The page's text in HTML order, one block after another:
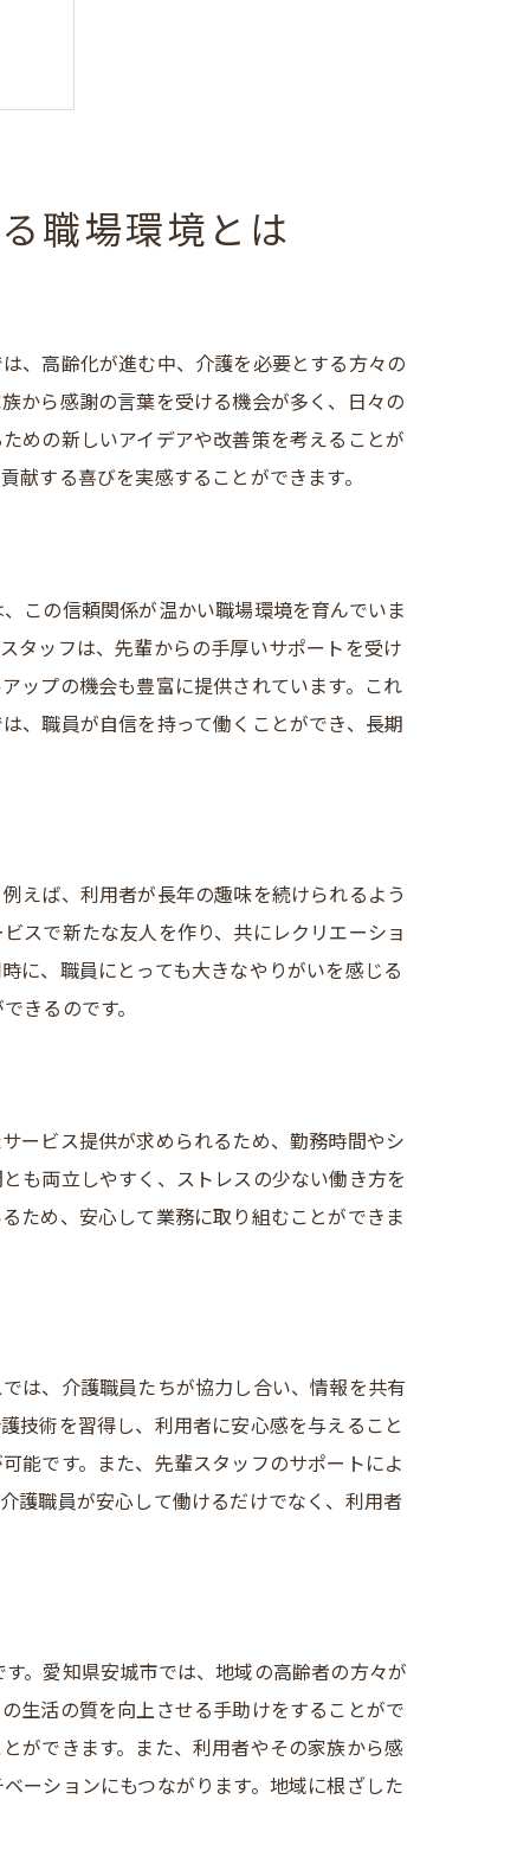
職場環境とは
、高齢化が進む中、介護を必要とする方々の
から感謝の言葉を受ける機会が多く、日々の
めの新しいアイデアや改善策を考えることが
献する喜びを実感することができます。
この信頼関係が温かい職場環境を育んでいま
タッフは、先輩からの手厚いサポートを受け
ップの機会も豊富に提供されています。これ
、職員が自信を持って働くことができ、長期
えば、利用者が長年の趣味を続けられるよう
スで新たな友人を作り、共にレクリエーショ
に、職員にとっても大きなやりがいを感じる
きるのです。
ービス提供が求められるため、勤務時間やシ
も両立しやすく、ストレスの少ない働き方を
ため、安心して業務に取り組むことができま
は、介護職員たちが協力し合い、情報を共有
技術を習得し、利用者に安心感を与えること
能です。また、先輩スタッフのサポートによ
護職員が安心して働けるだけでなく、利用者
。愛知県安城市では、地域の高齢者の方々が
生活の質を向上させる手助けをすることがで
ができます。また、利用者やその家族から感
ーションにもつながります。地域に根ざした